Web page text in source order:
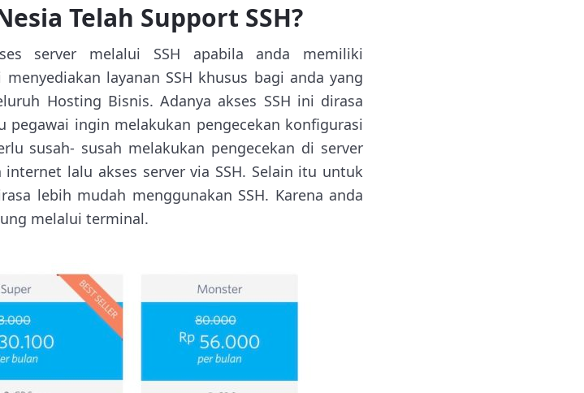
Telah Support SSH?
server melalui SSH apabila anda memiliki
menyediakan layanan SSH khusus bagi anda yang
Hosting Bisnis. Adanya akses SSH ini dirasa
ingin melakukan pengecekan konfigurasi
susah- susah melakukan pengecekan di server
lalu akses server via SSH. Selain itu untuk
lebih mudah menggunakan SSH. Karena anda
melalui terminal.